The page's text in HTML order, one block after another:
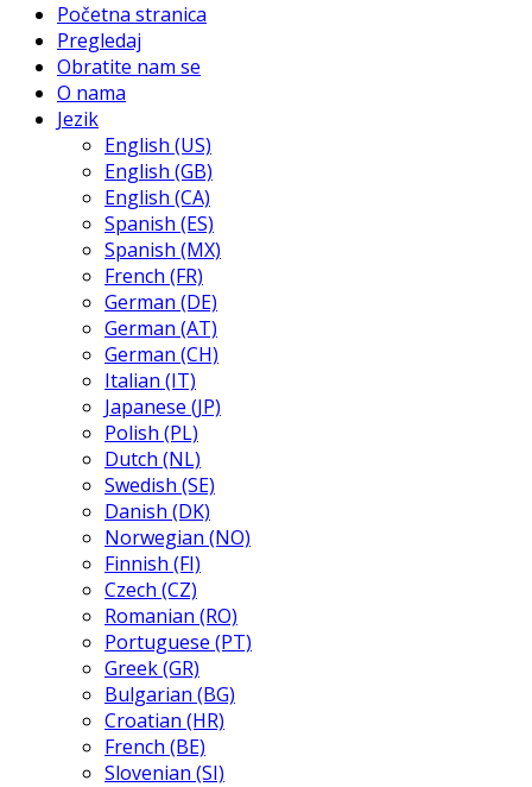
Početna stranica
Pregledaj
Obratite nam se
O nama
Jezik
English (US)
English (GB)
English (CA)
Spanish (ES)
Spanish (MX)
French (FR)
German (DE)
German (AT)
German (CH)
Italian (IT)
Japanese (JP)
Polish (PL)
Dutch (NL)
Swedish (SE)
Danish (DK)
Norwegian (NO)
Finnish (FI)
Czech (CZ)
Romanian (RO)
Portuguese (PT)
Greek (GR)
Bulgarian (BG)
Croatian (HR)
French (BE)
Slovenian (SI)